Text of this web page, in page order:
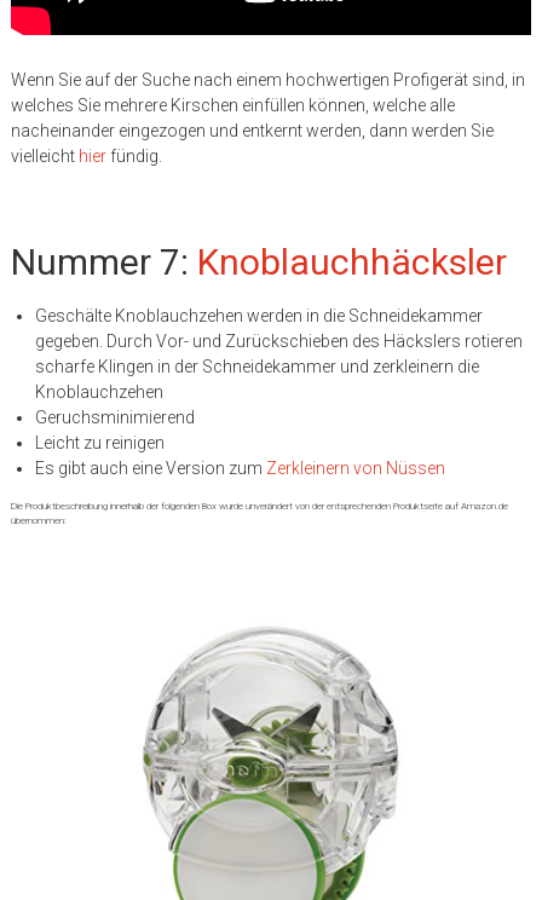
Wenn Sie auf der Suche nach einem hochwertigen Profigerät sind, in
welches Sie mehrere Kirschen einfüllen können, welche alle
nacheinander eingezogen und entkernt werden, dann werden Sie
vielleicht hierfündig.
Nummer 7: Knoblauchhäcksler
Geschälte Knoblauchzehen werden in die Schneidekammer
gegeben. Durch Vor- und Zurückschieben des Häckslers rotieren
scharfe Klingen in der Schneidekammer und zerkleinern die
Knoblauchzehen
Geruchsminimierend
Leicht zu reinigen
Es gibt auch eine Version zum Zerkleinern von Nüssen
Die Produktbeschreibung innerhalb der folgenden Box wurde unverändert von der entsprechenden Produktseite auf Amazon.de
übernommen: